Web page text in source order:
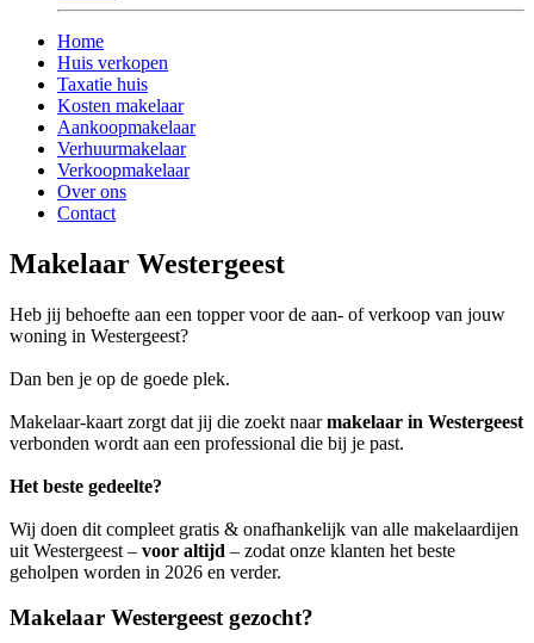
Home
Huis verkopen
Taxatie huis
Kosten makelaar
Aankoopmakelaar
Verhuurmakelaar
Verkoopmakelaar
Over ons
Contact
Makelaar Westergeest
Heb jij behoefte aan een topper voor de aan- of verkoop van jouw
woning in Westergeest?
Dan ben je op de goede plek.
Makelaar-kaart zorgt dat jij die zoekt naarmakelaar in Westergeest
verbonden wordt aan een professional die bij je past.
Het beste gedeelte?
Wij doen dit compleet gratis & onafhankelijk van alle makelaardijen
uit Westergeest – voor altijd – zodat onze klanten het beste
geholpen worden in 2026 en verder.
Makelaar Westergeest gezocht?